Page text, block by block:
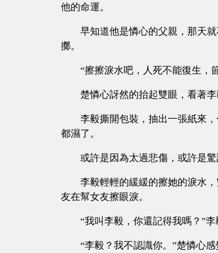
他的命運。
早知道他是憐心的父親，那天
擲。
“擦擦淚水吧，人死不能復生，
楚憐心訝然的抬起雙眼，看著
李毅撕開包裝，抽出一張紙來
都濕了。
或許是因為太過悲傷，或許是
李毅輕輕的緩緩的擦她的淚水
友在幫女友擦眼淚。
“我叫李毅，你還記得我嗎？”
“李毅？我不認識你。”楚憐心